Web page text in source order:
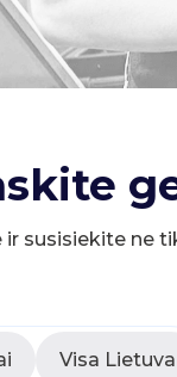
ir susisiekite ne
Visa Lietuva